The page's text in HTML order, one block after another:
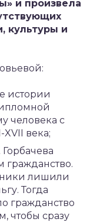
и произвела
культуры и
истории
человека с
века;
гражданство.
лишили
Тогда
гражданство
чтобы сразу